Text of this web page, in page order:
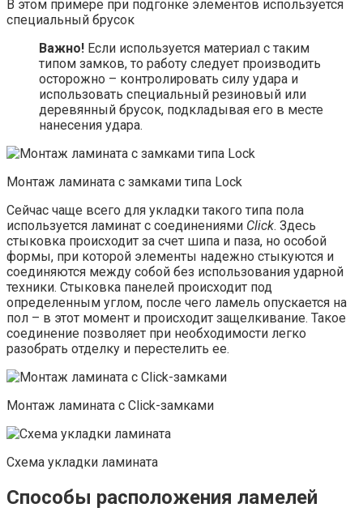
В этом примере при подгонке элементов используется
специальный брусок
Важно! Если используется материал с таким
типом замков, то работу следует производить
осторожно – контролировать силу удара и
использовать специальный резиновый или
деревянный брусок, подкладывая его в месте
нанесения удара.
Монтаж ламината с замками типа Lock
Сейчас чаще всего для укладки такого типа пола
используется ламинат с соединениями Click. Здесь
стыковка происходит за счет шипа и паза, но особой
формы, при которой элементы надежно стыкуются и
соединяются между собой без использования ударной
техники. Стыковка панелей происходит под
определенным углом, после чего ламель опускается на
пол – в этот момент и происходит защелкивание. Такое
соединение позволяет при необходимости легко
разобрать отделку и перестелить ее.
Монтаж ламината с Click-замками
Схема укладки ламината
Способы расположения ламелей